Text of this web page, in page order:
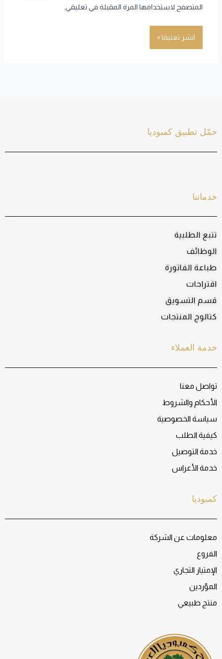
المتصفح لاستخدامها المرة المقبلة في تعليقي.
كمبوديا
معلومات عن الشركة
الفروع
الإمتياز التجاري
الموّردين
منتج طبيعي
خدمة العملاء
تواصل معنا
الأحكام والشروط
سياسة الخصوصية
كيفية الطلب
خدمة التوصيل
خدمة الأعراس
خدماتنا
تتبع الطلبية
الوظائف
طباعة الفاتورة
اقتراحات
قسم التسويق
كتالوج المنتجات
حمّل تطبيق كمبوديا